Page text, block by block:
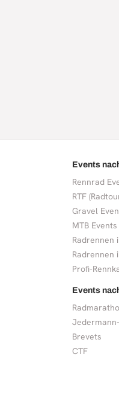
Events
Rennrad
RTF
Gravel
MTB Events
Radrennen
Radrennen
Profi-
Events
Brevets
CTF